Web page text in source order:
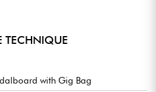
TECHNIQUE
with Gig Bag